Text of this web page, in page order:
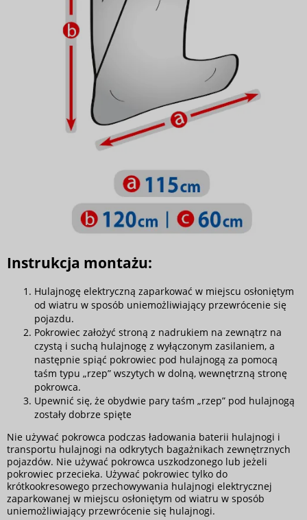
Instrukcja montażu:
Hulajnogę elektryczną zaparkować w miejscu osłoniętym
od wiatru w sposób uniemożliwiający przewrócenie się
pojazdu.
Pokrowiec założyć stroną z nadrukiem na zewnątrz na
czystą i suchą hulajnogę z wyłączonym zasilaniem, a
następnie spiąć pokrowiec pod hulajnogą za pomocą
taśm typu „rzep” wszytych w dolną, wewnętrzną stronę
pokrowca.
Upewnić się, że obydwie pary taśm „rzep” pod hulajnogą
zostały dobrze spięte
Nie używać pokrowca podczas ładowania baterii hulajnogi i
transportu hulajnogi na odkrytych bagażnikach zewnętrznych
pojazdów. Nie używać pokrowca uszkodzonego lub jeżeli
pokrowiec przecieka. Używać pokrowiec tylko do
krótkookresowego przechowywania hulajnogi elektrycznej
zaparkowanej w miejscu osłoniętym od wiatru w sposób
uniemożliwiający przewrócenie się hulajnogi.